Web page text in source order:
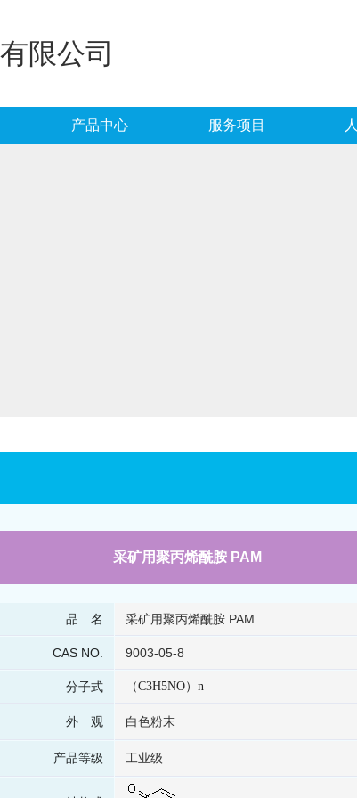
有限公司
产品中心 服务项目
采矿用聚丙烯酰胺 PAM
品 名 采矿用聚丙烯酰胺 PAM
CAS NO. 9003-05-8
分子式 （C3H5NO）n
外 观 白色粉末
产品等级 工业级